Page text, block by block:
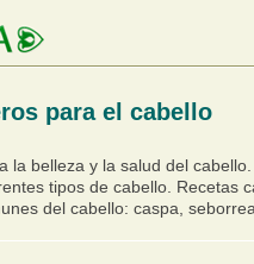
para el cabello
la belleza y la salud del
tipos de cabello. Recetas
del cabello: caspa,